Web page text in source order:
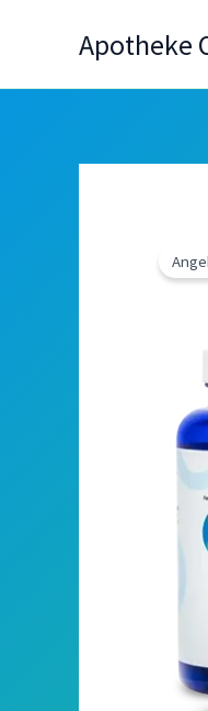
Apotheke